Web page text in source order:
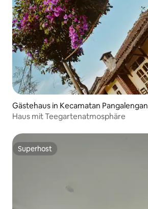
Gästehaus in Kecamatan Pangalengan
Haus mit Teegartenatmosphäre
Superhost
Superhost